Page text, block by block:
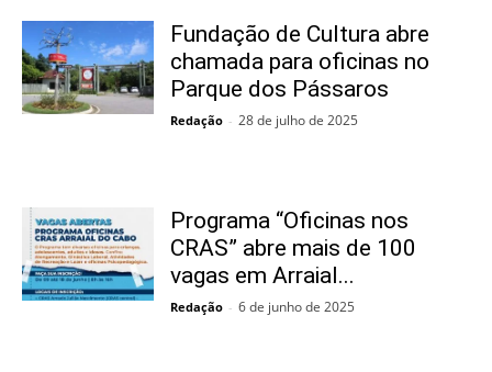
Fundação de Cultura abre
chamada para oficinas no
Parque dos Pássaros
Redação - 28 de julho de 2025
Programa “Oficinas nos
CRAS” abre mais de 100
vagas em Arraial...
Redação - 6 de junho de 2025